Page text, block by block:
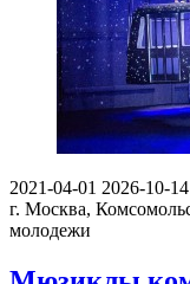
2021-04-01 2026-10-14
г. Москва,
молодежи